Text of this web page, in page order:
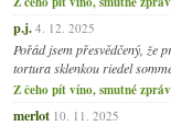
p.j. 4. 12. 2025
Pořád jsem přesvědčený, že
tortura sklenkou riedel
Z čeho pít víno, smutné
merlot 10. 11. 2025